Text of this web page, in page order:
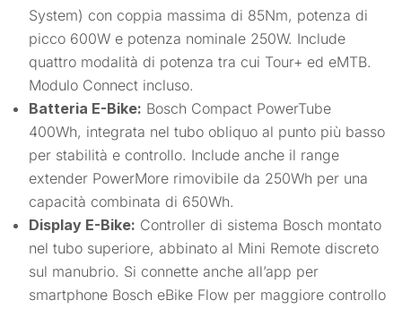
System) con coppia massima di 85Nm, potenza di
picco 600W e potenza nominale 250W. Include
quattro modalità di potenza tra cui Tour+ ed eMTB.
Modulo Connect incluso.
Batteria E-Bike: Bosch Compact PowerTube
400Wh, integrata nel tubo obliquo al punto più basso
per stabilità e controllo. Include anche il range
extender PowerMore rimovibile da 250Wh per una
capacità combinata di 650Wh.
Display E-Bike: Controller di sistema Bosch montato
nel tubo superiore, abbinato al Mini Remote discreto
sul manubrio. Si connette anche all’app per
smartphone Bosch eBike Flow per maggiore controllo